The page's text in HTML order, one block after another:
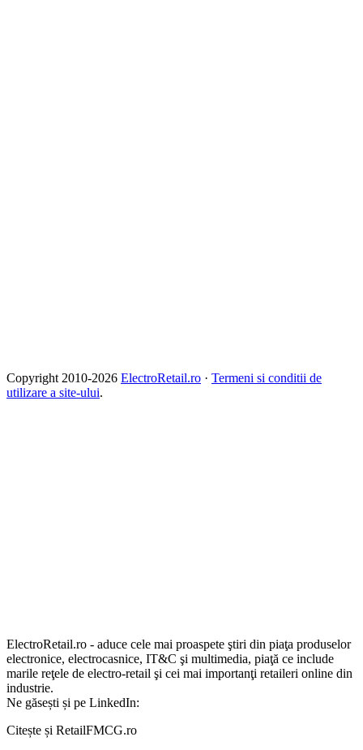
Copyright 2010-2026 ElectroRetail.ro · Termeni si conditii de
utilizare a site-ului.
ElectroRetail.ro - aduce cele mai proaspete ştiri din piaţa produselor
electronice, electrocasnice, IT&C şi multimedia, piaţă ce include
marile reţele de electro-retail şi cei mai importanţi retaileri online din
industrie.
Ne găsești și pe LinkedIn:
Citește și RetailFMCG.ro